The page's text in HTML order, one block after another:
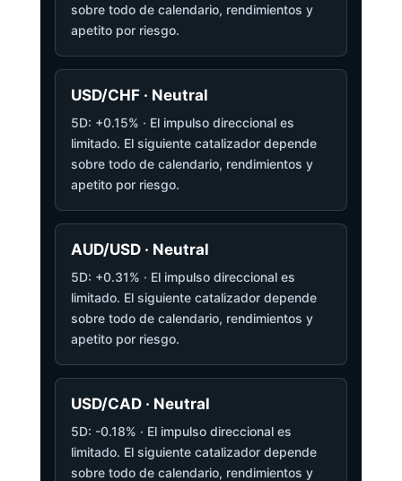
sobre todo de calendario, rendimientos y
apetito por riesgo.
USD/CHF · Neutral
5D: +0.15% · El impulso direccional es
limitado. El siguiente catalizador depende
sobre todo de calendario, rendimientos y
apetito por riesgo.
AUD/USD · Neutral
5D: +0.31% · El impulso direccional es
limitado. El siguiente catalizador depende
sobre todo de calendario, rendimientos y
apetito por riesgo.
USD/CAD · Neutral
5D: -0.18% · El impulso direccional es
limitado. El siguiente catalizador depende
sobre todo de calendario, rendimientos y